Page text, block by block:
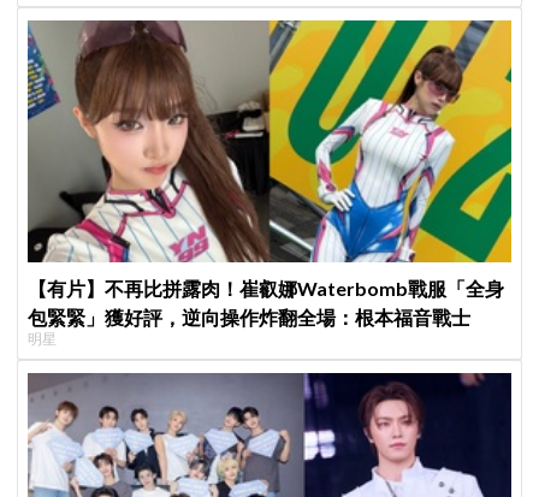
【有片】不再比拼露肉！崔叡娜Waterbomb戰服「全身
包緊緊」獲好評，逆向操作炸翻全場：根本福音戰士
明星